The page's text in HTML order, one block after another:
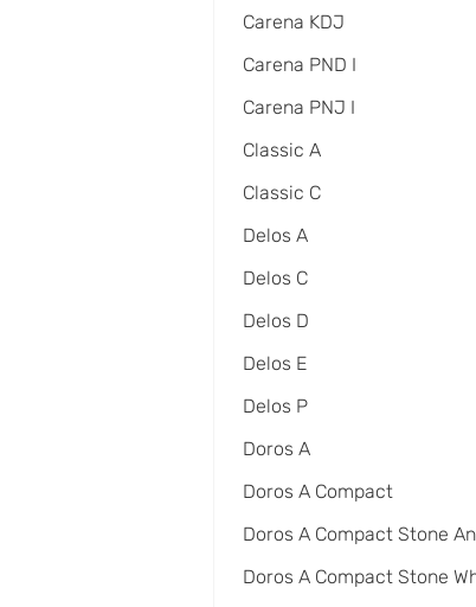
Carena KDJ
Carena PND I
Carena PNJ I
Classic A
Classic C
Delos A
Delos C
Delos D
Delos E
Delos P
Doros A
Doros A Compact
Doros A Compact Stone
Doros A Compact Stone